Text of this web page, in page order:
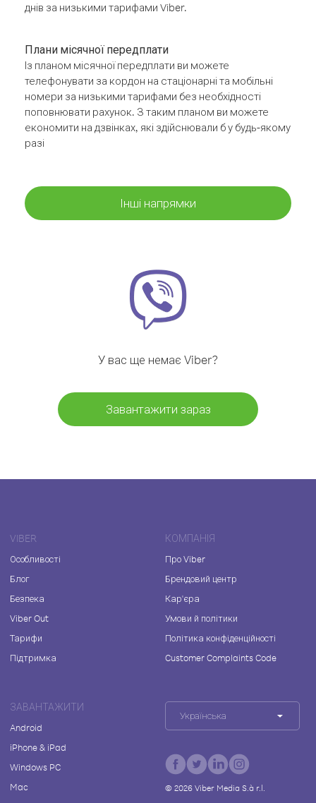
днів за низькими тарифами Viber.
Плани місячної передплати
Із планом місячної передплати ви можете
телефонувати за кордон на стаціонарні та мобільні
номери за низькими тарифами без необхідності
поповнювати рахунок. З таким планом ви можете
економити на дзвінках, які здійснювали б у будь-якому
разі
Інші напрямки
У вас ще немає Viber?
Завантажити зараз
VIBER
Особливості
Блог
Безпека
Viber Out
Тарифи
Підтримка
КОМПАНІЯ
Про Viber
Брендовий центр
Кар'єра
Умови й політики
Політика конфіденційності
Customer Complaints Code
ЗАВАНТАЖИТИ
Android
iPhone & iPad
Windows PC
Mac
Українська
© 2026Viber Media S.à r.l.